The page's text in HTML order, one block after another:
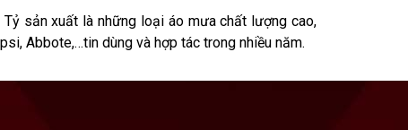
sản xuất là những loại áo mưa chất lượng cao,
Abbote,…tin dùng và hợp tác trong nhiều năm.